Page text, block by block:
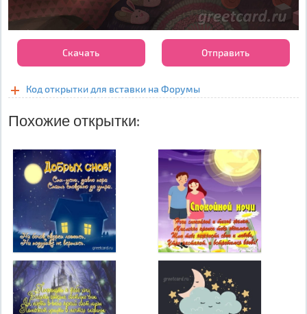
Скачать Отправить
Код открытки для вставки на Форумы
Похожие открытки: